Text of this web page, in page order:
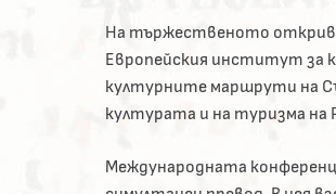
На тържественото
Европейския институт за
културните маршрути на
културата и на туризма на
Международната